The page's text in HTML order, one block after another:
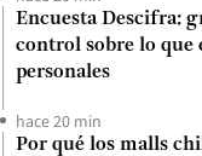
Encuesta Descifra:
control sobre lo que
personales
hace 20 min
Por qué los malls